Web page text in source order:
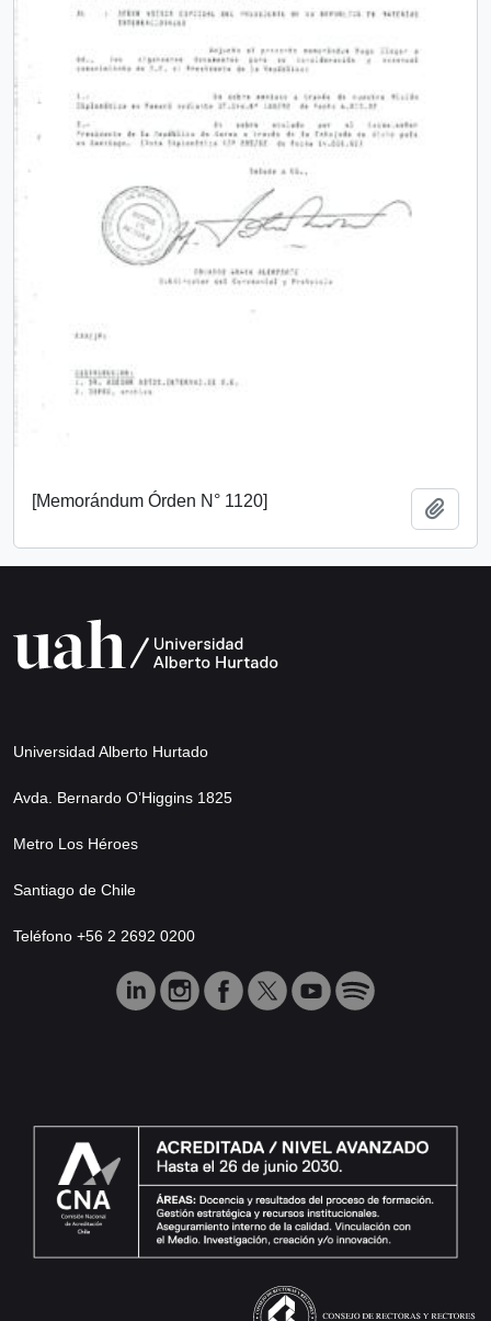
[Memorándum Órden N° 1120]
Universidad Alberto Hurtado
Avda. Bernardo O’Higgins 1825
Metro Los Héroes
Santiago de Chile
Teléfono +56 2 2692 0200